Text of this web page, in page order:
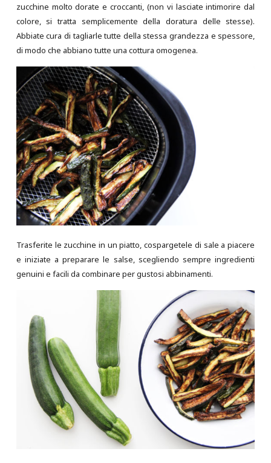
zucchine molto dorate e croccanti, (non vi lasciate intimorire dal
colore, si tratta semplicemente della doratura delle stesse).
Abbiate cura di tagliarle tutte della stessa grandezza e spessore,
di modo che abbiano tutte una cottura omogenea.
Trasferite le zucchine in un piatto, cospargetele di sale a piacere
e iniziate a preparare le salse, scegliendo sempre ingredienti
genuini e facili da combinare per gustosi abbinamenti.